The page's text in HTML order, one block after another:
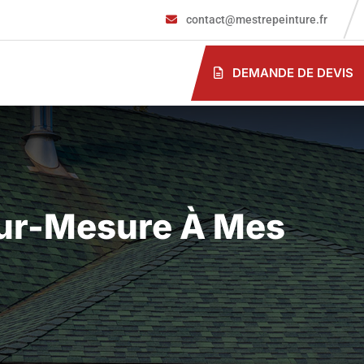
contact@mestrepeinture.fr
DEMANDE DE DEVIS
Mesure À Mes